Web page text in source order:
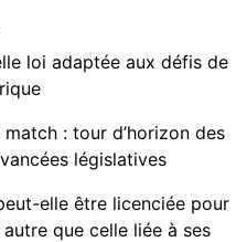
loi adaptée aux défis de
: tour d’horizon des
législatives
elle être licenciée pour
autre que celle liée à ses